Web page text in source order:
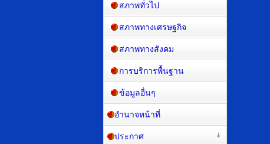
สภาพทั่วไป
สภาพทางเศรษฐกิจ
สภาพทางสังคม
การบริการพื้นฐาน
ข้อมูลอื่นๆ
อำนาจหน้าที่
ประกาศ